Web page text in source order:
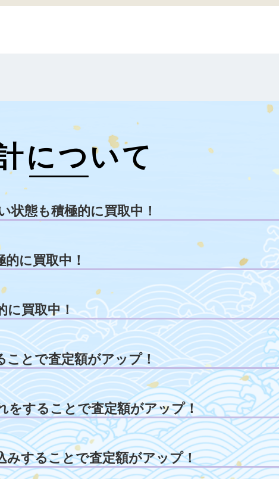
について
態も積極的に買取中！
に買取中！
に買取中！
ことで査定額がアップ！
をすることで査定額がアップ！
みすることで査定額がアップ！